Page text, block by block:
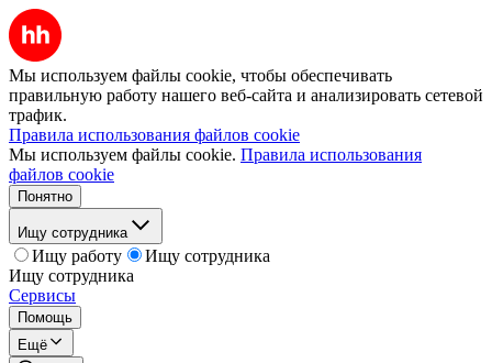
Мы используем файлы cookie, чтобы обеспечивать
правильную работу нашего веб-сайта и анализировать сетевой
трафик.
Правила использования файлов cookie
Мы используем файлы cookie. Правила использования
файлов cookie
Понятно
Ищу сотрудника
Ищу работу
Ищу сотрудника
Ищу сотрудника
Сервисы
Помощь
Ещё